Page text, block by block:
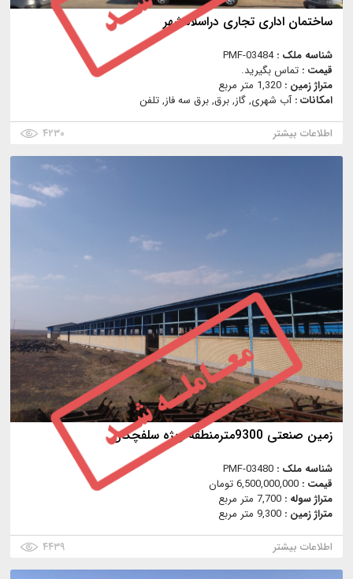
ساختمان اداری تجاری دراسلامشهر
شناسه ملک :PMF-03484
قیمت : تماس بگیرید.
متراژ زمین : 1,320 متر مربع
امکانات :آب شهری, گاز, برق, برق سه فاز, تلفن
اطلاعات بیشتر
۴۲۳۰
زمین صنعتی 9300مترمنطقه ویژه سلفچگان
شناسه ملک : PMF-03480
قیمت : 6,500,000,000 تومان
متراژ سوله : 7,700 متر مربع
متراژ زمین : 9,300 متر مربع
اطلاعات بیشتر
۴۴۳۹